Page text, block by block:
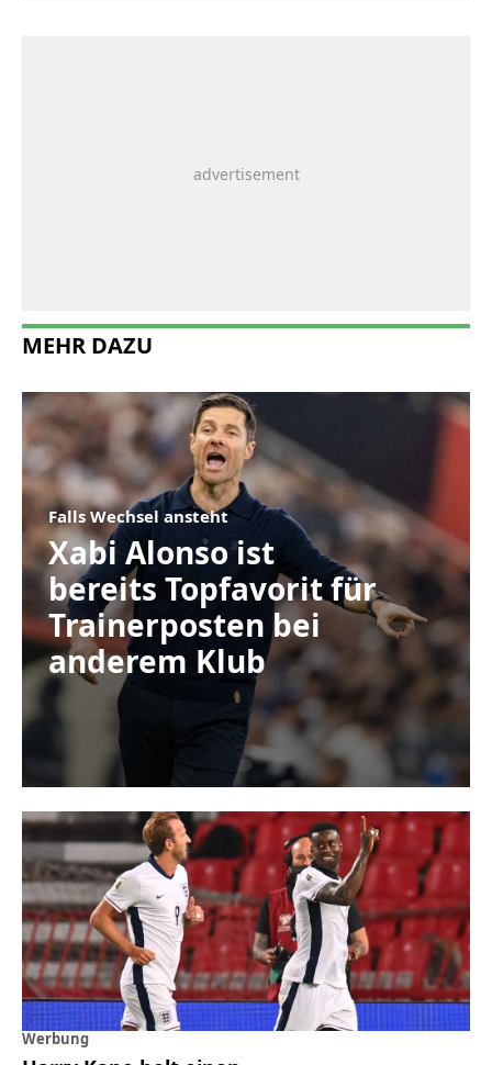
MEHR DAZU
Falls Wechsel ansteht
Xabi Alonso ist
bereits Topfavorit für
Trainerposten bei
anderem Klub
Werbung